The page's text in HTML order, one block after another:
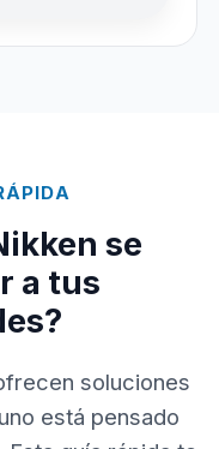
se
a tus
soluciones
está pensado